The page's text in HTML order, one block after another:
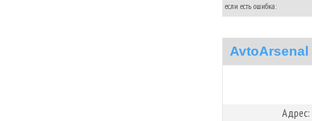
если есть ошибка:
AvtoArsenal
Адрес: